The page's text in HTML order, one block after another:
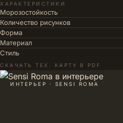
ХАРАКТЕРИСТИКИ
Морозостойкость
Количество рисунков
Форма
Материал
Стиль
СКАЧАТЬ ТЕХ. КАРТУ В PDF
ИНТЕРЬЕР · SENSI ROMA